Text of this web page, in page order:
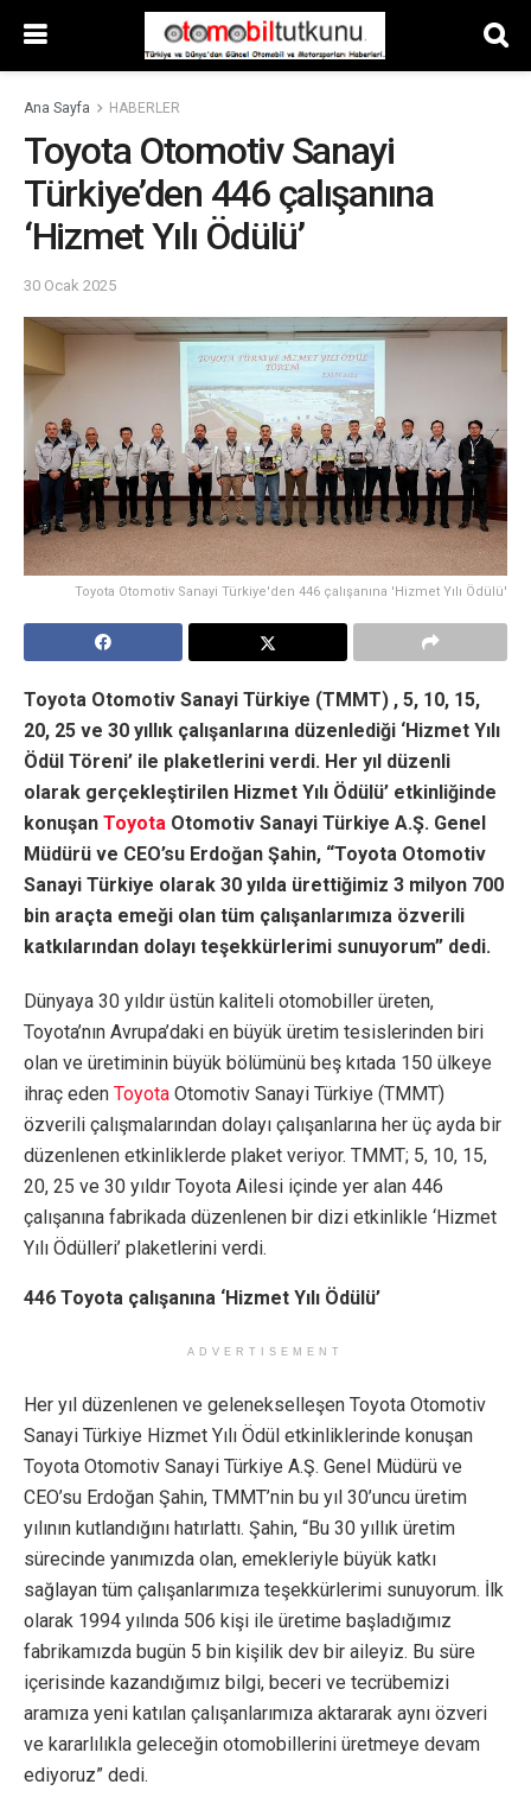
Ana Sayfa HABERLER
Toyota Otomotiv Sanayi
Türkiye’den 446 çalışanına
‘Hizmet Yılı Ödülü’
30 Ocak 2025
Toyota Otomotiv Sanayi Türkiye'den 446 çalışanına 'Hizmet Yılı Ödülü'
Toyota Otomotiv Sanayi Türkiye (TMMT) , 5, 10, 15,
20, 25 ve 30 yıllık çalışanlarına düzenlediği ‘Hizmet Yılı
Ödül Töreni’ ile plaketlerini verdi. Her yıl düzenli
olarak gerçekleştirilen Hizmet Yılı Ödülü’ etkinliğinde
konuşan Toyota Otomotiv Sanayi Türkiye A.Ş. Genel
Müdürü ve CEO’su Erdoğan Şahin, “Toyota Otomotiv
Sanayi Türkiye olarak 30 yılda ürettiğimiz 3 milyon 700
bin araçta emeği olan tüm çalışanlarımıza özverili
katkılarından dolayı teşekkürlerimi sunuyorum” dedi.
Dünyaya 30 yıldır üstün kaliteli otomobiller üreten,
Toyota’nın Avrupa’daki en büyük üretim tesislerinden biri
olan ve üretiminin büyük bölümünü beş kıtada 150 ülkeye
ihraç eden Toyota Otomotiv Sanayi Türkiye (TMMT)
özverili çalışmalarından dolayı çalışanlarına her üç ayda bir
düzenlenen etkinliklerde plaket veriyor. TMMT; 5, 10, 15,
20, 25 ve 30 yıldır Toyota Ailesi içinde yer alan 446
çalışanına fabrikada düzenlenen bir dizi etkinlikle ‘Hizmet
Yılı Ödülleri’ plaketlerini verdi.
446 Toyota çalışanına ‘Hizmet Yılı Ödülü’
ADVERTISEMENT
Her yıl düzenlenen ve gelenekselleşen Toyota Otomotiv
Sanayi Türkiye Hizmet Yılı Ödül etkinliklerinde konuşan
Toyota Otomotiv Sanayi Türkiye A.Ş. Genel Müdürü ve
CEO’su Erdoğan Şahin, TMMT’nin bu yıl 30’uncu üretim
yılının kutlandığını hatırlattı. Şahin, “Bu 30 yıllık üretim
sürecinde yanımızda olan, emekleriyle büyük katkı
sağlayan tüm çalışanlarımıza teşekkürlerimi sunuyorum. İlk
olarak 1994 yılında 506 kişi ile üretime başladığımız
fabrikamızda bugün 5 bin kişilik dev bir aileyiz. Bu süre
içerisinde kazandığımız bilgi, beceri ve tecrübemizi
aramıza yeni katılan çalışanlarımıza aktararak aynı özveri
ve kararlılıkla geleceğin otomobillerini üretmeye devam
ediyoruz” dedi.